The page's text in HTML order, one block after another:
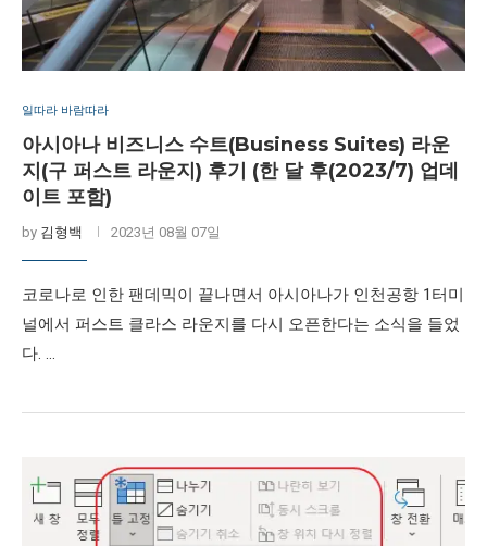
일따라 바람따라
아시아나 비즈니스 수트(Business Suites) 라운
지(구 퍼스트 라운지) 후기 (한 달 후(2023/7) 업데
이트 포함)
by 김형백 2023년 08월 07일
코로나로 인한 팬데믹이 끝나면서 아시아나가 인천공항 1터미
널에서 퍼스트 클라스 라운지를 다시 오픈한다는 소식을 들었
다. …